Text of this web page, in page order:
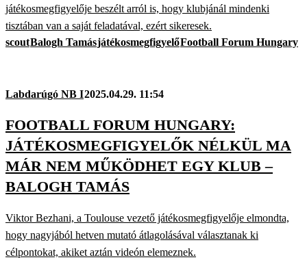
játékosmegfigyelője beszélt arról is, hogy klubjánál mindenki
tisztában van a saját feladatával, ezért sikeresek.
scoutBalogh TamásjátékosmegfigyelőFootball Forum Hungary
Labdarúgó NB I2025.04.29. 11:54
FOOTBALL FORUM HUNGARY:
JÁTÉKOSMEGFIGYELŐK NÉLKÜL MA
MÁR NEM MŰKÖDHET EGY KLUB –
BALOGH TAMÁS
Viktor Bezhani, a Toulouse vezető játékosmegfigyelője elmondta,
hogy nagyjából hetven mutató átlagolásával választanak ki
célpontokat, akiket aztán videón elemeznek.